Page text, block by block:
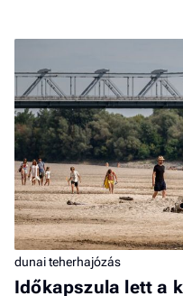
dunai teherhajózás
Időkapszula lett a